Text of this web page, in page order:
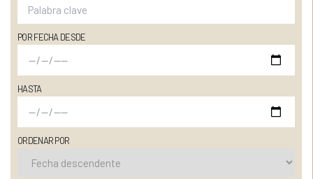
POR FECHA DESDE
HASTA
ORDENAR POR